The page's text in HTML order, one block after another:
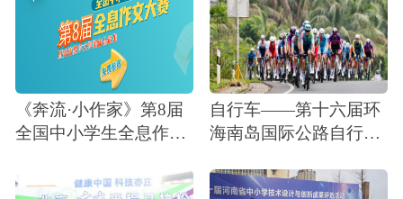
《奔流·小作家》第8届
全国中小学生全息作文
字文学馆作品征集
自行车——第十六届环
海南岛国际公路自行车